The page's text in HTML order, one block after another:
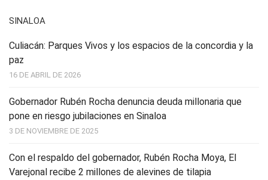
SINALOA
Culiacán: Parques Vivos y los espacios de la concordia y la
paz
16 DE ABRIL DE 2026
Gobernador Rubén Rocha denuncia deuda millonaria que
pone en riesgo jubilaciones en Sinaloa
3 DE NOVIEMBRE DE 2025
Con el respaldo del gobernador, Rubén Rocha Moya, El
Varejonal recibe 2 millones de alevines de tilapia